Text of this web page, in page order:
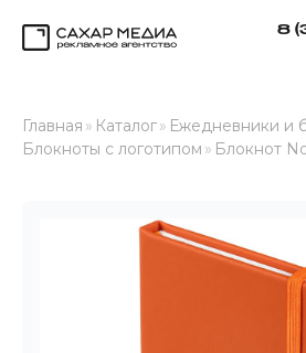
8
Главная » Каталог» Ежедневники и
Блокноты с логотипом » Блокнот